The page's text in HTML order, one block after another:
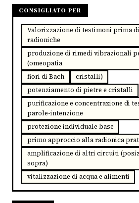
CONSIGLIATO PER
Valorizzazione di testimoni prima
radioniche
produzione di rimedi vibrazionali
(omeopatia
fiori di Bach
cristalli)
potenziamento di pietre e cristalli
purificazione e concentrazione di
parole-intenzione
protezione individuale base
primo approccio alla radionica
amplificazione di altri circuiti
sopra)
vitalizzazione di acqua e alimenti